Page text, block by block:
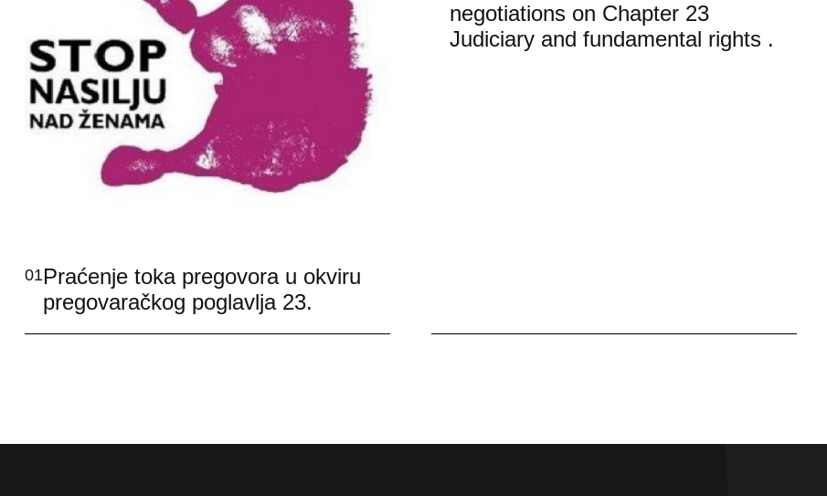
01Praćenje toka pregovora u okviru
pregovaračkog poglavlja 23.
negotiations on Chapter 23
Judiciary and fundamental rights .